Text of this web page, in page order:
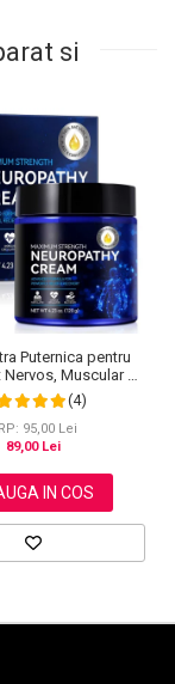
si
Puternica pentru
Muscular si
120 g
(4)
95,00 Lei
89,00 Lei
IN COS